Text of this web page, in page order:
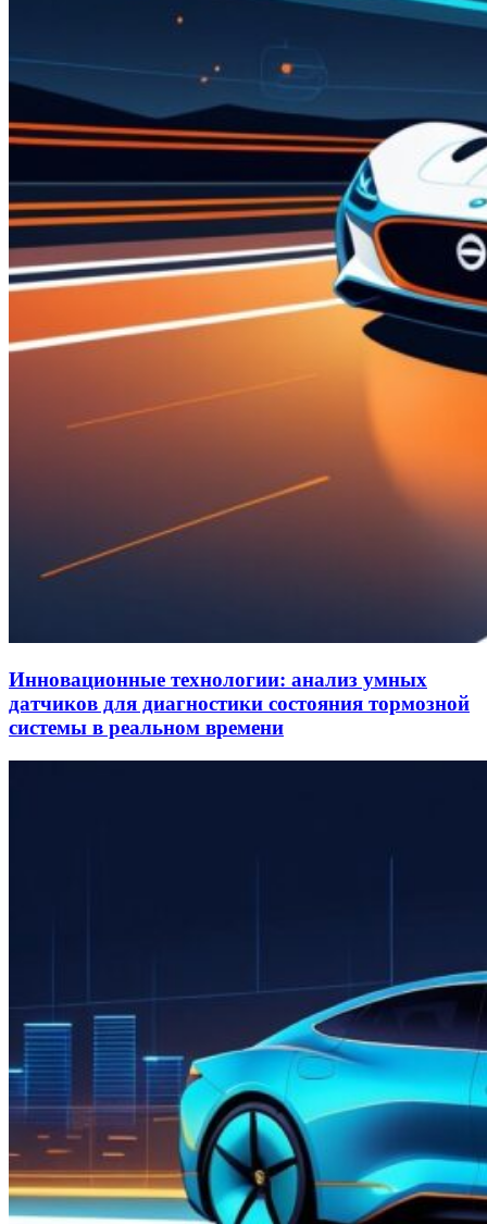
Инновационные технологии: анализ умных
датчиков для диагностики состояния тормозной
системы в реальном времени